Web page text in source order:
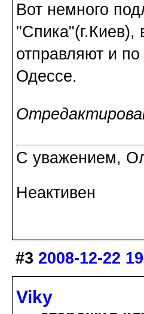
Вот немного
"Спика"(г.Киев),
отправляют и
Одессе.
С уважением,
Неактивен
#3 2008-12-22
Viky